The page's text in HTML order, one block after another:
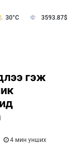
30°C 3593.87$
гэж
4 мин унших